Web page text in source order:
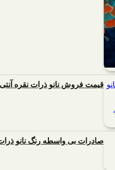
قیمت فروش نانو ذرات نقره آنتی
صادرات بی واسطه رنگ نانو